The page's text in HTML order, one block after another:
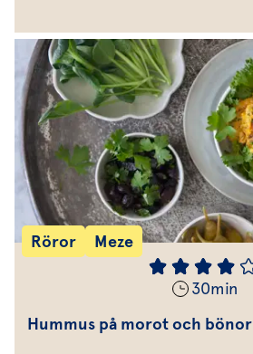
Röror Meze
30min
Hummus på morot och bönor